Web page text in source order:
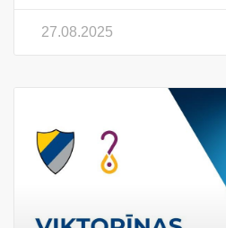
27.08.2025